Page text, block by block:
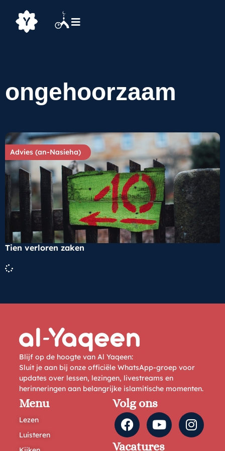
ongehoorzaam
Advies (an-Nasieha)
Tien verloren zaken
Blijf op de hoogte van Al Yaqeen:
Sluit je aan bij onze officiële WhatsApp-groep voor
updates over lessen, lezingen, livestreams en
herinneringen aan belangrijke islamitische momenten.
Menu
Lezen
Luisteren
Volg ons
Vacatures